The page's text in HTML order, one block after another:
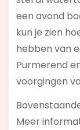
een avond
kun je zien
hebben van
Purmerend
voorgingen
Meer